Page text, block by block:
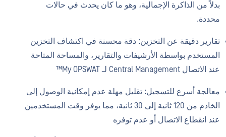
بدلاً من الذاكرة الإجمالية، وهو ما كان يحدث في حالات
محددة.
تقارير دقيقة عن التخزين: دقة محسنة في اكتشاف التخزين
المستخدم بواسطة الأرشيفات والتقارير، والمساحة المتاحة
عند الاتصال Central Management لـ My OPSWAT™
معالجة أسرع للتسجيل: تقليل مهلة عدم إمكانية الوصول إلى
الخادم من 120 ثانية إلى 30 ثانية، مما يوفر وقت المستخدمين
عند انقطاع الاتصال أو عدم توفره